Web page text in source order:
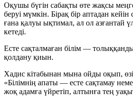
Оқушы бүгін сабақты өте жақсы
беруі мүмкін. Бірақ бір аптадан кейін
ғана қалуы ықтимал, ал ол азғантай
кетеді.
Есте сақталмаған білім —
қолдану қиын.
Хадис кітабынан мына ойды оқып,
«Білімнің апаты — есте сақтамау
жоқ адамға үйретіп, алтынға тең